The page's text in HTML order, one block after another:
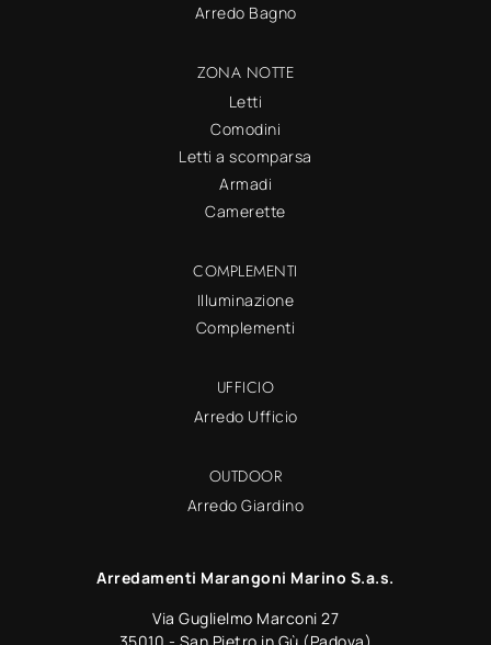
Arredo Bagno
ZONA NOTTE
Letti
Comodini
Letti a scomparsa
Armadi
Camerette
COMPLEMENTI
Illuminazione
Complementi
UFFICIO
Arredo Ufficio
OUTDOOR
Arredo Giardino
Arredamenti Marangoni Marino S.a.s.
Via Guglielmo Marconi 27